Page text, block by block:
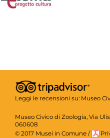
Leggi le recensioni su: Museo
Museo Civico di Zoologia, Via
060608
© 2017 Musei in Comune /